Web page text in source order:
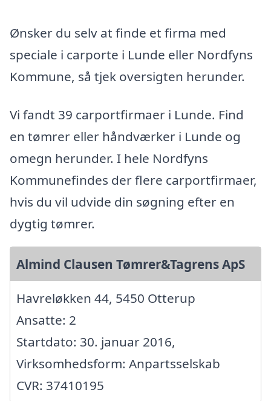
Ønsker du selv at finde et firma med
speciale i carporte i Lunde eller Nordfyns
Kommune, så tjek oversigten herunder.
Vi fandt 39 carportfirmaer i Lunde. Find
en tømrer eller håndværker i Lunde og
omegn herunder. I hele Nordfyns
Kommunefindes der flere carportfirmaer,
hvis du vil udvide din søgning efter en
dygtig tømrer.
Almind Clausen Tømrer&Tagrens ApS
Havreløkken 44, 5450 Otterup
Ansatte: 2
Startdato: 30. januar 2016,
Virksomhedsform: Anpartsselskab
CVR: 37410195